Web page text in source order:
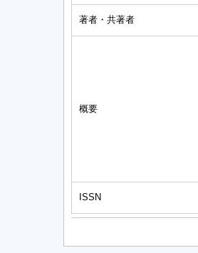
著者・共著者
概要
ISSN